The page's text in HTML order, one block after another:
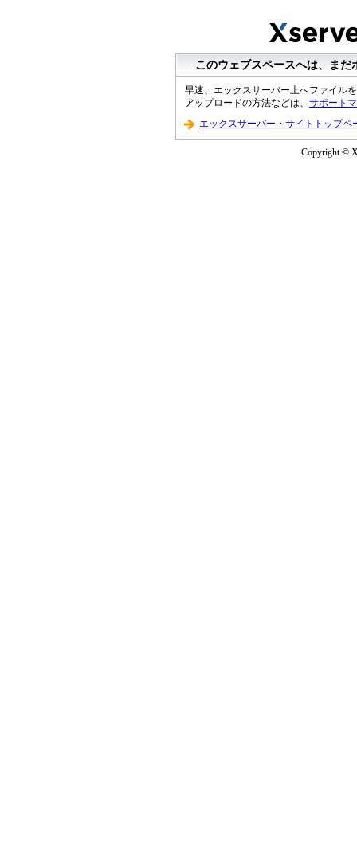
このウェブスペースへは、ま
早速、エックスサーバー上へファイル
アップロードの方法などは、 サポート
エックスサーバー・サイトトップペ
Copyright ©